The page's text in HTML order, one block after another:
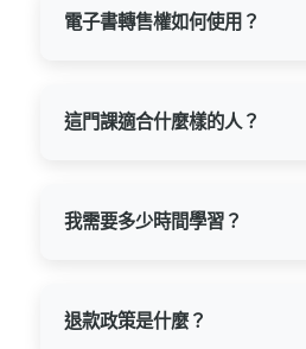
間、任何設備上登入學
內容也會自動提供給
電子書轉售權如何使用？
您所有。這是我們對學
不僅能自我成長，還
這門課適合什麼樣的人？
業，只要您願意行動，
適合：想要突破現狀者
我需要多少時間學習？
是日常實踐，每天只需
進化日記」，就能持
退款政策是什麼？